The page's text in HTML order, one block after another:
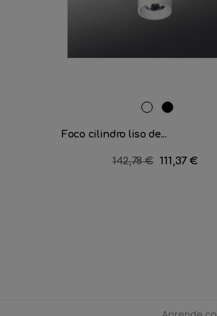
RAL
Negro
Foco cilindro liso de...
Precio
142,78 € Precio
111,37 €